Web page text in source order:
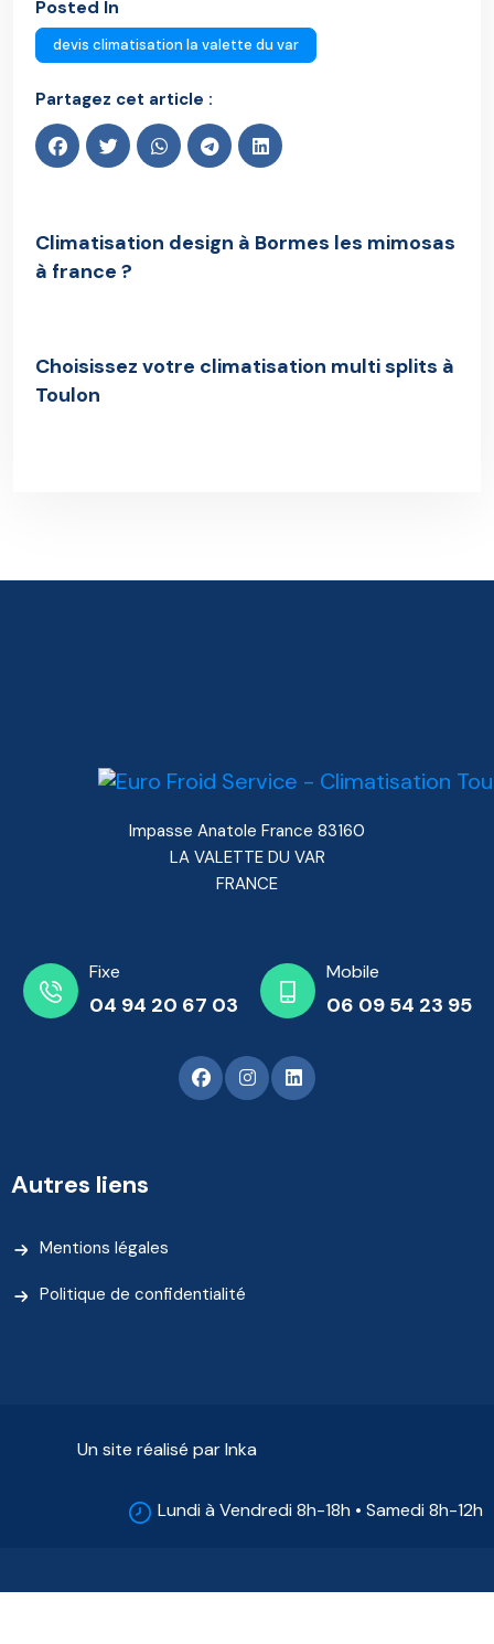
Posted In
devis climatisation la valette du var
Partagez cet article :
Climatisation design à Bormes les mimosas
à france ?
Choisissez votre climatisation multi splits à
Toulon
Impasse Anatole France 83160
LA VALETTE DU VAR
FRANCE
Fixe
04 94 20 67 03
Mobile
06 09 54 23 95
Autres liens
Mentions légales
Politique de confidentialité
Un site réalisé par Inka
Lundi à Vendredi 8h-18h • Samedi 8h-12h